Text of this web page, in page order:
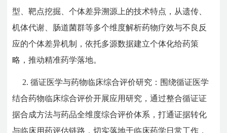
型、靶点挖掘、个体差异溯源上的技术特点，从遗传、
机体代谢、肠道菌群等多个维度解析药物疗效与不良反
应的个体差异机制，依托多源数据建立个体化给药策
略，推动精准药学落地。
2. 循证医学与药物临床综合评价研究：围绕循证医学
结合药物临床综合评价开展应用研究，通过整合循证证
据合成方法与药品全维度综合评价体系，打通证据转化
与临床用药评估链路，切实落地于临床药学日常工作，